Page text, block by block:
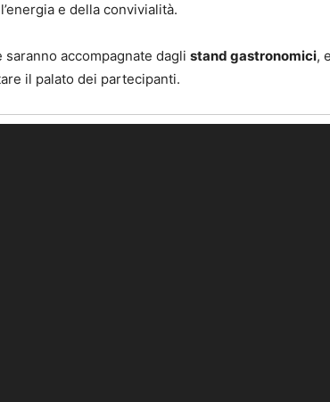
e della convivialità.
accompagnate dagli stand gastronomici,
il palato dei partecipanti.